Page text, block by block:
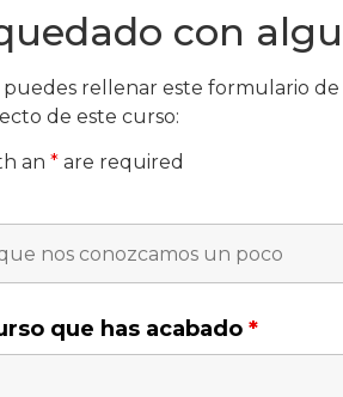
con
rellenar este formulario
de este curso:
an * are required
que has acabado *